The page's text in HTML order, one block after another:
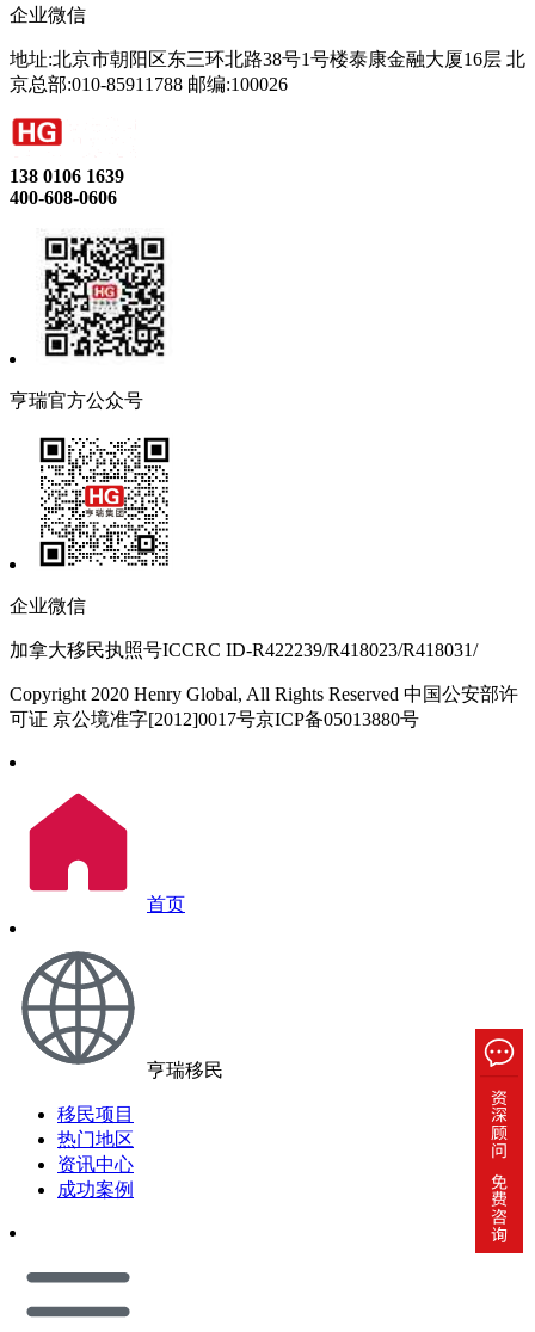
企业微信
地址:北京市朝阳区东三环北路38号1号楼泰康金融大厦16层 北
京总部:010-85911788 邮编:100026
138 0106 1639
400-608-0606
亨瑞官方公众号
企业微信
加拿大移民执照号ICCRC ID-R422239/R418023/R418031/
Copyright 2020 Henry Global, All Rights Reserved 中国公安部许
可证 京公境准字[2012]0017号京ICP备05013880号
首页
亨瑞移民
移民项目
热门地区
资讯中心
成功案例